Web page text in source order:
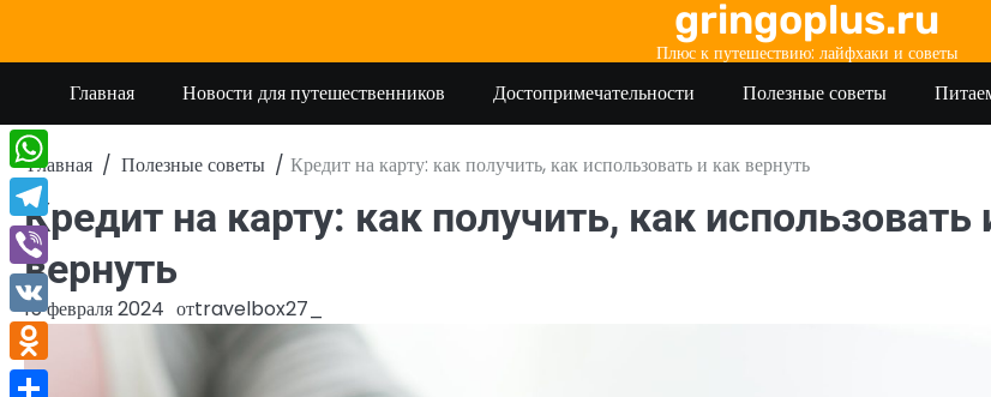
содержимому
gringoplus.ru
Плюс к путешествию: лайфхаки и советы
Главная Новости для путешественников Достопримечательности Полезные советы
Главная Полезные советы Кредит на карту: как получить, как использовать и как вернуть
Кредит на карту: как получить, как использовать
вернуть
15 февраля 2024 отtravelbox27_
WhatsApp
Telegram
Viber
VK
Odnoklassniki